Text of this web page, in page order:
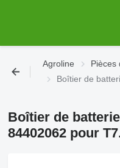
Agroline Pièces
Boîtier de
Boîtier de
84402062 pour